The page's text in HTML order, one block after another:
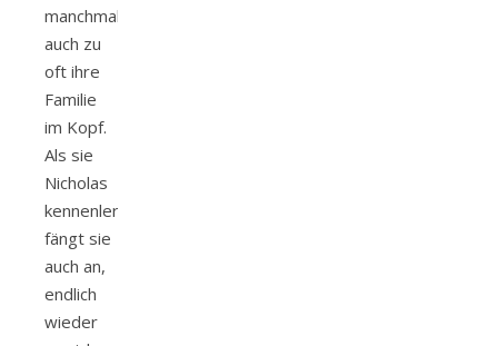
manchmal
auch zu
oft ihre
Familie
im Kopf.
Als sie
Nicholas
kennenlernt
fängt sie
auch an,
endlich
wieder